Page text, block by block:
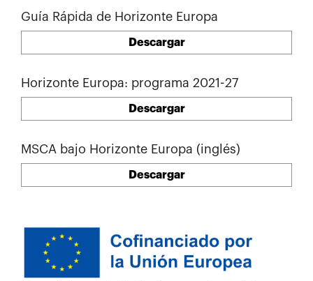
Guía Rápida de Horizonte Europa
Descargar
Horizonte Europa: programa 2021-27
Descargar
MSCA bajo Horizonte Europa (inglés)
Descargar